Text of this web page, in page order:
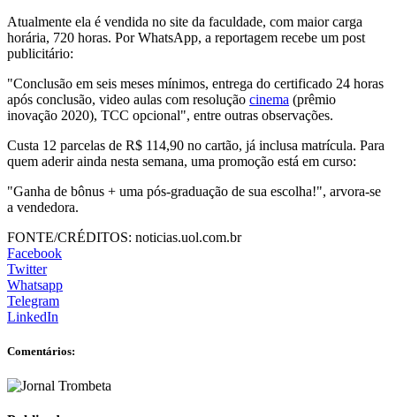
Atualmente ela é vendida no site da faculdade, com maior carga
horária, 720 horas. Por WhatsApp, a reportagem recebe um post
publicitário:
"Conclusão em seis meses mínimos, entrega do certificado 24 horas
após conclusão, video aulas com resolução cinema (prêmio
inovação 2020), TCC opcional", entre outras observações.
Custa 12 parcelas de R$ 114,90 no cartão, já inclusa matrícula. Para
quem aderir ainda nesta semana, uma promoção está em curso:
"Ganha de bônus + uma pós-graduação de sua escolha!", arvora-se
a vendedora.
FONTE/CRÉDITOS: noticias.uol.com.br
Facebook
Twitter
Whatsapp
Telegram
LinkedIn
Comentários: